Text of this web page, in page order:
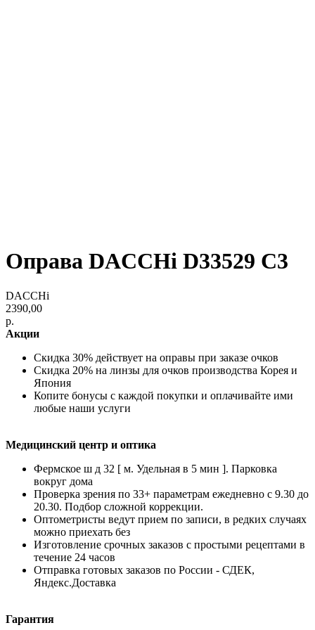
Оправа DACCHi D33529 С3
DACCHi
2390,00
р.
Акции
Скидка 30% действует на оправы при заказе очков
Скидка 20% на линзы для очков производства Корея и
Япония
Копите бонусы с каждой покупки и оплачивайте ими
любые наши услуги
Медицинский центр и оптика
Фермское ш д 32 [ м. Удельная в 5 мин ]. Парковка
вокруг дома
Проверка зрения по 33+ параметрам ежедневно с 9.30 до
20.30. Подбор сложной коррекции.
Оптометристы ведут прием по записи, в редких случаях
можно приехать без
Изготовление срочных заказов с простыми рецептами в
течение 24 часов
Отправка готовых заказов по России - СДЕК,
Яндекс.Доставка
Гарантия